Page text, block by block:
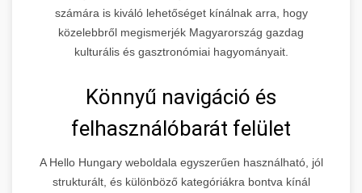
számára is kiváló lehetőséget kínálnak arra, hogy
közelebbről megismerjék Magyarország gazdag
kulturális és gasztronómiai hagyományait.
Könnyű navigáció és
felhasználóbarát felület
A Hello Hungary weboldala egyszerűen használható, jól
strukturált, és különböző kategóriákra bontva kínál